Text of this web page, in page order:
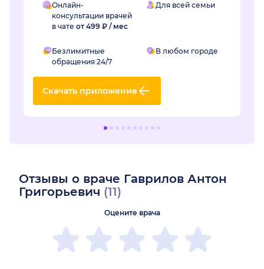
Онлайн-
консультации врачей
в чате от 499 ₽ / мес
Для всей семьи
Безлимитные
обращения 24/7
В любом городе
Скачать приложение
Отзывы о враче Гаврилов Антон
Григорьевич (11)
Оцените врача